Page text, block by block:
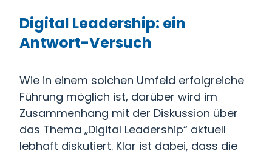
Digital Leadership: ein
Antwort-Versuch
Wie in einem solchen Umfeld erfolgreiche
Führung möglich ist, darüber wird im
Zusammenhang mit der Diskussion über
das Thema „Digital Leadership“ aktuell
lebhaft diskutiert. Klar ist dabei, dass die